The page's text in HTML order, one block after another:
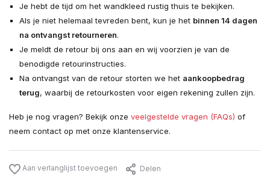
Je hebt de tijd om het wandkleed rustig thuis te bekijken.
Als je niet helemaal tevreden bent, kun je het binnen 14 dagen
na ontvangst retourneren.
Je meldt de retour bij ons aan en wij voorzien je van de
benodigde retourinstructies.
Na ontvangst van de retour storten we het aankoopbedrag
terug, waarbij de retourkosten voor eigen rekening zullen zijn.
Heb je nog vragen? Bekijk onze veelgestelde vragen (FAQs) of
neem contact op met onze klantenservice.
Aan verlanglijst toevoegen Delen